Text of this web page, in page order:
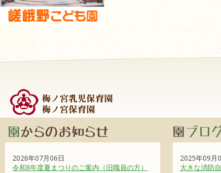
2026年07月06日
令和8年度夏まつりのご案内（旧職員の方）
2025年09月
大きな消防